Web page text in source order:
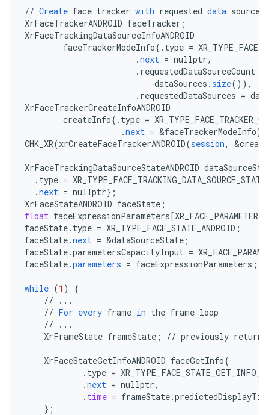
// Create face tracker with requested data sources
XrFaceTrackerANDROID faceTracker ;
XrFaceTrackingDataSourceInfoANDROID
faceTrackerModeInfo{ . type =
.next = nullptr,
. requestedDataSourceCount
dataSources .size()),
. requestedDataSources =
XrFaceTrackerCreateInfoANDROID
createInfo{ . type =
.next = &faceTrackerModeInfo}
CHK_XR(xrCreateFaceTrackerANDROID(session, &
XrFaceTrackingDataSourceStateANDROID
. type =
.next = nullptr} ;
XrFaceStateANDROID faceState ;
float faceExpressionParameters[
faceState. type = XR_TYPE_FACE_STATE_ANDROID ;
faceState.next = &dataSourceState ;
faceState.parametersCapacityInput =
faceState.parameters = faceExpressionParameters ;
while (1 )
{
//
...
// For every frame in the frame loop
//
...
XrFrameState frameState ; // previously
XrFaceStateGetInfoANDROID faceGetInfo{
. type =
.next = nullptr,
. time = frameState.
} ;